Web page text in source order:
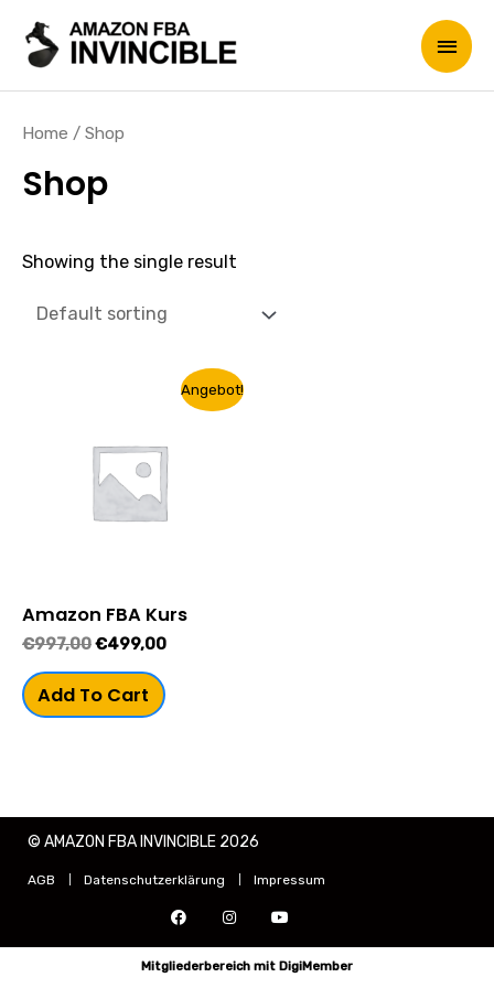
Home / Shop
Shop
Showing the single result
Angebot!
Amazon FBA Kurs
€997,00€499,00
Add To Cart
© AMAZON FBA INVINCIBLE 2026
AGB Datenschutzerklärung Impressum
Mitgliederbereich mit DigiMember